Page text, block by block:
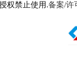
权禁止使用.备案/许